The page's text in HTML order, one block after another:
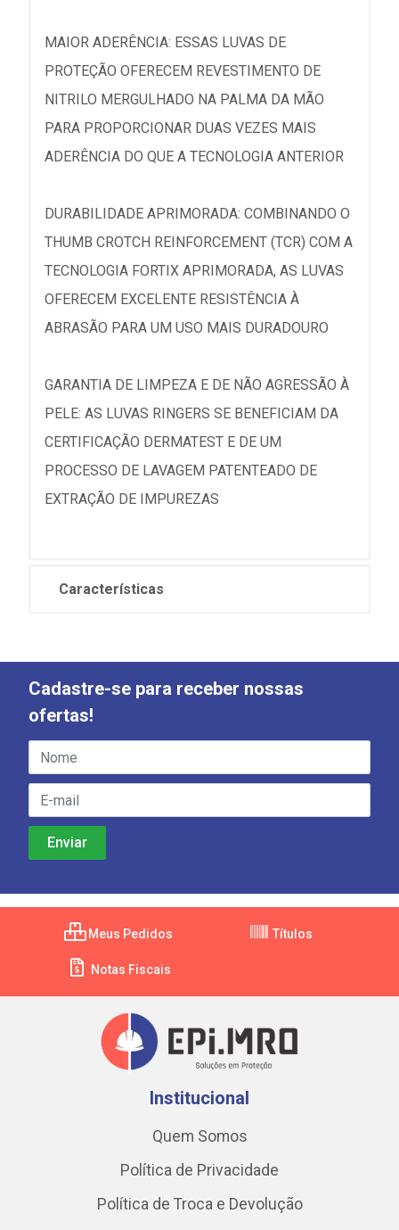
MAIOR ADERÊNCIA: ESSAS LUVAS DE
PROTEÇÃO OFERECEM REVESTIMENTO DE
NITRILO MERGULHADO NA PALMA DA MÃO
PARA PROPORCIONAR DUAS VEZES MAIS
ADERÊNCIA DO QUE A TECNOLOGIA ANTERIOR
DURABILIDADE APRIMORADA: COMBINANDO O
THUMB CROTCH REINFORCEMENT (TCR) COM A
TECNOLOGIA FORTIX APRIMORADA, AS LUVAS
OFERECEM EXCELENTE RESISTÊNCIA À
ABRASÃO PARA UM USO MAIS DURADOURO
GARANTIA DE LIMPEZA E DE NÃO AGRESSÃO À
PELE: AS LUVAS RINGERS SE BENEFICIAM DA
CERTIFICAÇÃO DERMATEST E DE UM
PROCESSO DE LAVAGEM PATENTEADO DE
EXTRAÇÃO DE IMPUREZAS
Características
Cadastre-se para receber nossas
ofertas!
Meus Pedidos Títulos
Notas Fiscais
Institucional
Quem Somos
Política de Privacidade
Política de Troca e Devolução